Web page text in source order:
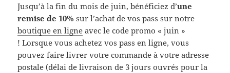
Jusqu’à la fin du mois de juin, bénéficiez d’une
remise de 10% sur l’achat de vos pass sur notre
boutique en ligne avec le code promo « juin »
! Lorsque vous achetez vos pass en ligne, vous
pouvez faire livrer votre commande à votre adresse
postale (délai de livraison de 3 jours ouvrés pour la